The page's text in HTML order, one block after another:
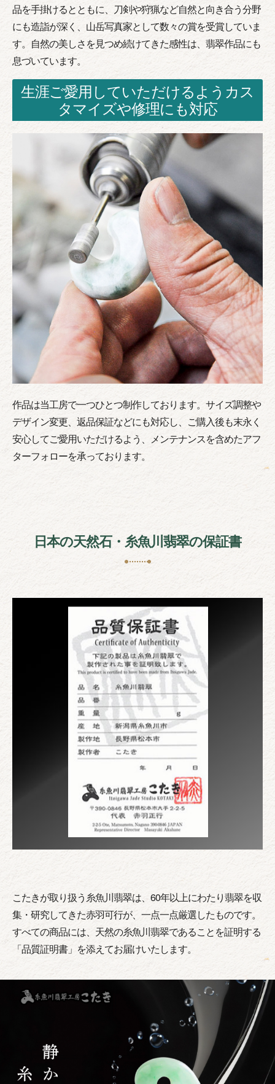
品を手掛けるとともに、刀剣や狩猟など自然と向き合う分野
にも造詣が深く、山岳写真家として数々の賞を受賞していま
す。自然の美しさを見つめ続けてきた感性は、翡翠作品にも
息づいています。
生涯ご愛用していただけるようカス
タマイズや修理にも対応
作品は当工房で一つひとつ制作しております。サイズ調整や
デザイン変更、返品保証などにも対応し、ご購入後も末永く
安心してご愛用いただけるよう、メンテナンスを含めたアフ
ターフォローを承っております。
日本の天然石・糸魚川翡翠の保証書
こたきが取り扱う糸魚川翡翠は、60年以上にわたり翡翠を収
集・研究してきた赤羽可行が、一点一点厳選したものです。
すべての商品には、天然の糸魚川翡翠であることを証明する
「品質証明書」を添えてお届けいたします。